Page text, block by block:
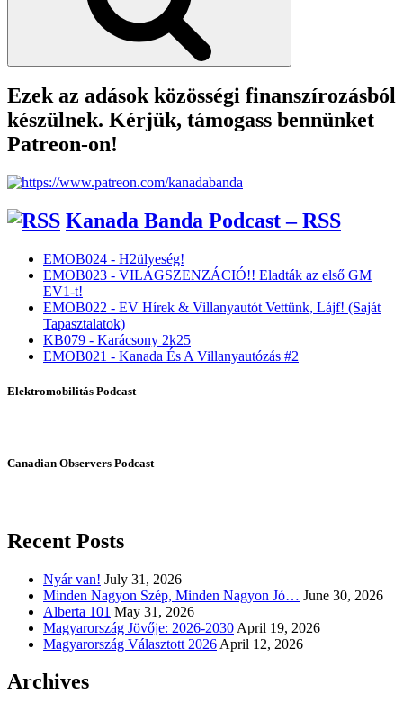
Ezek az adások közösségi finanszírozásból
készülnek. Kérjük, támogass bennünket
Patreon-on!
Kanada Banda Podcast – RSS
EMOB024 - H2ülyeség!
EMOB023 - VILÁGSZENZÁCIÓ!! Eladták az első GM
EV1-t!
EMOB022 - EV Hírek & Villanyautót Vettünk, Lájf! (Saját
Tapasztalatok)
KB079 - Karácsony 2k25
EMOB021 - Kanada És A Villanyautózás #2
Elektromobilitás Podcast
Canadian Observers Podcast
Recent Posts
Nyár van! July 31, 2026
Minden Nagyon Szép, Minden Nagyon Jó… June 30, 2026
Alberta 101 May 31, 2026
Magyarország Jövője: 2026-2030 April 19, 2026
Magyarország Választott 2026 April 12, 2026
Archives